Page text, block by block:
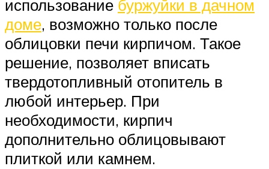
использование буржуйки в дачном
доме, возможно только после
облицовки печи кирпичом. Такое
решение, позволяет вписать
твердотопливный отопитель в
любой интерьер. При
необходимости, кирпич
дополнительно облицовывают
плиткой или камнем.